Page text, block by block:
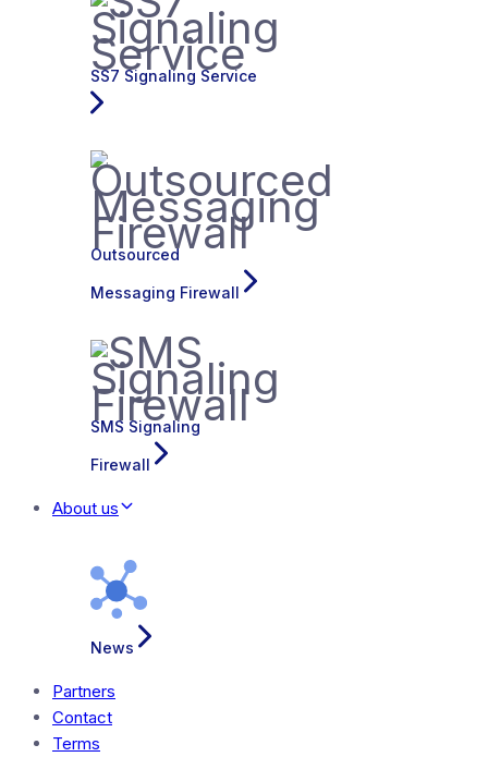
SS7 Signaling Service
Outsourced
Messaging Firewall
SMS Signaling
Firewall
About us
News
Partners
Contact
Terms